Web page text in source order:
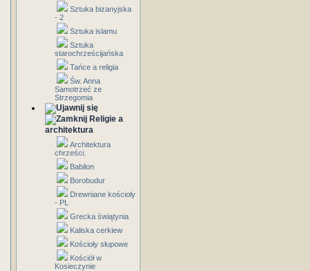
Sztuka bizanyjska
- 2
Sztuka islamu
Sztuka
starochrześcijańska
Tańce a religia
Św. Anna
Samotrzeć ze
Strzegomia
Religie a
architektura
Architektura
chrześci.
Babilon
Borobudur
Drewniane kościoły
- PL
Grecka świątynia
Kaliska cerkiew
Kościoły słupowe
Kościół w
Kosieczynie